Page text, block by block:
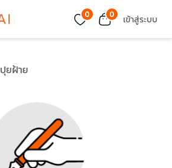
0 0 เข้าสู่ระบบ
ปุยฝ้าย